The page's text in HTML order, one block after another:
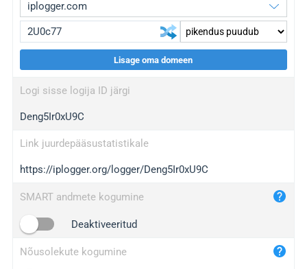
wl.gl
ed.tc
bc.ax
iplogger.com
maper.info
2no.co
yip.su
Lisage oma domeen
Logi sisse logija ID järgi
Deng5Ir0xU9C
Link juurdepääsustatistikale
https://iplogger.org/logger/Deng5Ir0xU9C
SMART andmete kogumine
Deaktiveeritud
Nõusolekute kogumine